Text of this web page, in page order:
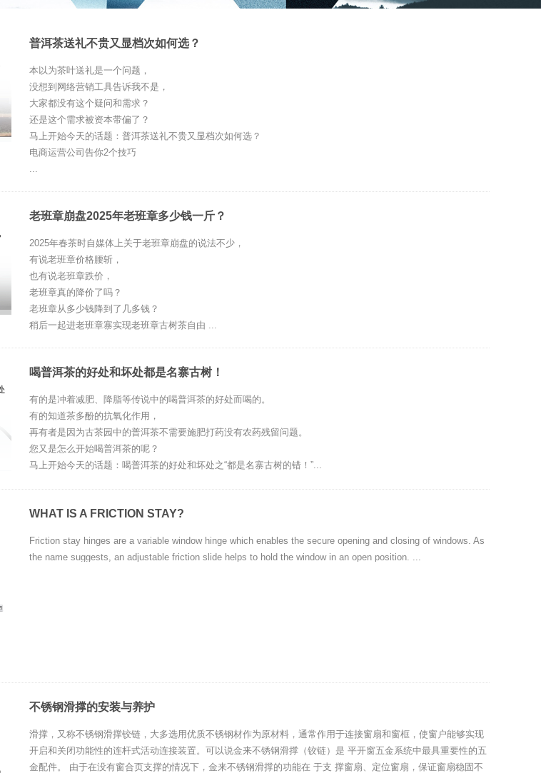
普洱茶送礼不贵又显档次如何选？
本以为茶叶送礼是一个问题，
没想到网络营销工具告诉我不是，
大家都没有这个疑问和需求？
还是这个需求被资本带偏了？
马上开始今天的话题：普洱茶送礼不贵又显档次如何选？
电商运营公司告你2个技巧
...
老班章崩盘2025年老班章多少钱一斤？
2025年春茶时自媒体上关于老班章崩盘的说法不少，
有说老班章价格腰斩，
也有说老班章跌价，
老班章真的降价了吗？
老班章从多少钱降到了几多钱？
稍后一起进老班章寨实现老班章古树茶自由 ...
喝普洱茶的好处和坏处都是名寨古树！
有的是冲着减肥、降脂等传说中的喝普洱茶的好处而喝的。
有的知道茶多酚的抗氧化作用，
再有者是因为古茶园中的普洱茶不需要施肥打药没有农药残留问题。
您又是怎么开始喝普洱茶的呢？
马上开始今天的话题：喝普洱茶的好处和坏处之“都是名寨古树的错！”...
WHAT IS A FRICTION STAY?
Friction stay hinges are a variable window hinge which enables the secure opening and closing of windows. As
the name suggests, an adjustable friction slide helps to hold the window in an open position. ...
不锈钢滑撑的安装与养护
滑撑，又称不锈钢滑撑铰链，大多选用优质不锈钢材作为原材料，通常作用于连接窗扇和窗框，使窗户能够实现
开启和关闭功能性的连杆式活动连接装置。可以说金来不锈钢滑撑（铰链）是 平开窗五金系统中最具重要性的五
金配件。 由于在没有窗合页支撑的情况下，金来不锈钢滑撑的功能在 于支 撑窗扇、定位窗扇，保证窗扇稳固不